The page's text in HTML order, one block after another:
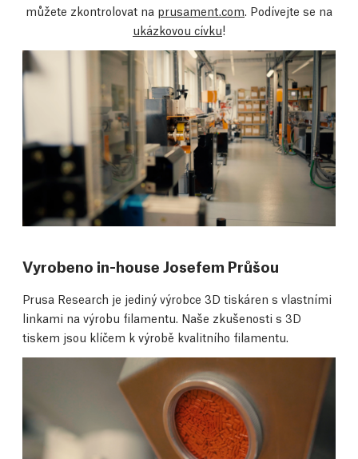
můžete zkontrolovat na prusament.com . Podívejte se na
ukázkovou cívku!
Vyrobeno in-house Josefem Průšou
Prusa Research je jediný výrobce 3D tiskáren s vlastními
linkami na výrobu filamentu. Naše zkušenosti s 3D
tiskem jsou klíčem k výrobě kvalitního filamentu.